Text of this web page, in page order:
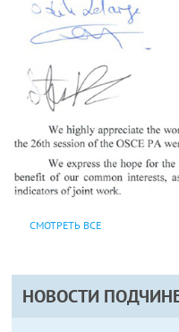
НОВОСТИ
СМОТРЕТЬ ВСЕ